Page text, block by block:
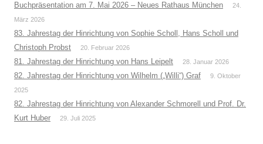
Buchpräsentation am 7. Mai 2026 – Neues Rathaus München
24.
März 2026
83. Jahrestag der Hinrichtung von Sophie Scholl, Hans Scholl und
Christoph Probst
20. Februar 2026
81. Jahrestag der Hinrichtung von Hans Leipelt 28. Januar 2026
82. Jahrestag der Hinrichtung von Wilhelm („Willi“) Graf
9. Oktober
2025
82. Jahrestag der Hinrichtung von Alexander Schmorell und Prof. Dr.
Kurt Huber
29. Juli 2025